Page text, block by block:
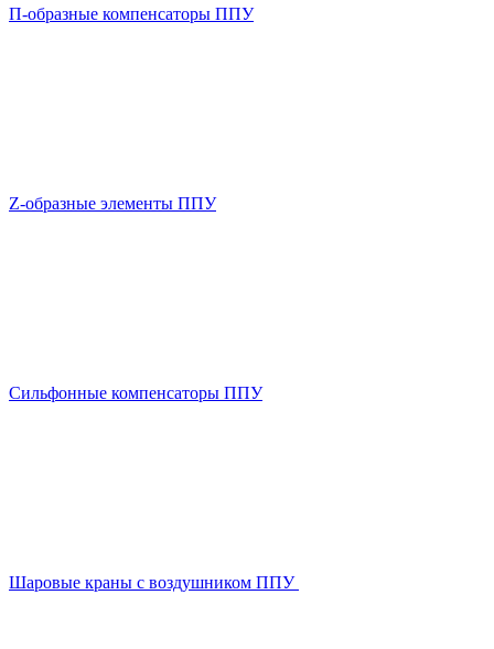
П-образные компенсаторы ППУ
Z-образные элементы ППУ
Сильфонные компенсаторы ППУ
Шаровые краны с воздушником ППУ